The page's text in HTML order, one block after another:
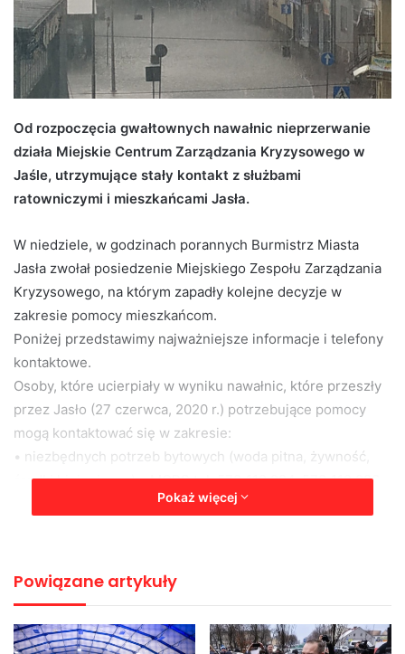
a
i
l
Od rozpoczęcia gwałtownych nawałnic nieprzerwanie
działa Miejskie Centrum Zarządzania Kryzysowego w
Jaśle, utrzymujące stały kontakt z służbami
ratowniczymi i mieszkańcami Jasła.
W niedziele, w godzinach porannych Burmistrz Miasta
Jasła zwołał posiedzenie Miejskiego Zespołu Zarządzania
Kryzysowego, na którym zapadły kolejne decyzje w
zakresie pomocy mieszkańcom.
Poniżej przedstawimy najważniejsze informacje i telefony
kontaktowe.
Osoby, które ucierpiały w wyniku nawałnic, które przeszły
przez Jasło (27 czerwca, 2020 r.) potrzebujące pomocy
mogą kontaktować się w zakresie:
• niezbędnych potrzeb bytowych (woda pitna, żywność,
środki higieniczne) – MOPS tel. 573 112 294, 573 112 296.
• pomocy w niwelowaniu szkód – Miejskie Centrum
• pompowaniu wody – aktualnie wszystkie jednostki
Straż Pożarna – tel. 998
• porządkowaniu (usuwanie zalanych rzeczy,
Pokaż więcej
Powiązane artykuły